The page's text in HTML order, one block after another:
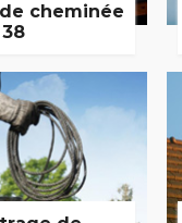
cheminée
38